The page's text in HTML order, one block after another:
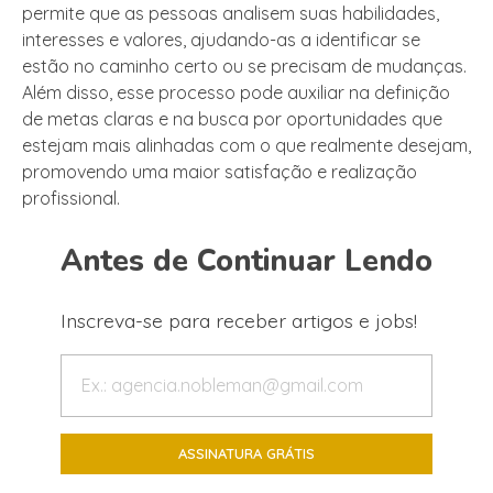
permite que as pessoas analisem suas habilidades,
interesses e valores, ajudando-as a identificar se
estão no caminho certo ou se precisam de mudanças.
Além disso, esse processo pode auxiliar na definição
de metas claras e na busca por oportunidades que
estejam mais alinhadas com o que realmente desejam,
promovendo uma maior satisfação e realização
profissional.
Antes de Continuar Lendo
Inscreva-se para receber artigos e jobs!